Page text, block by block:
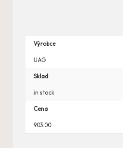
Výrobce
UAG
Sklad
in stock
Cena
903.00